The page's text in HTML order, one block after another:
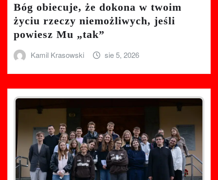
Bóg obiecuje, że dokona w twoim
życiu rzeczy niemożliwych, jeśli
powiesz Mu „tak”
Kamil Krasowski sie 5, 2026